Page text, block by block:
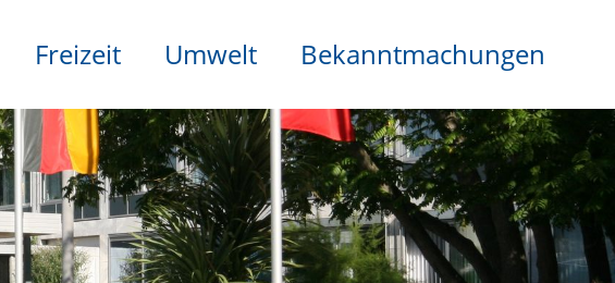
Freizeit Umwelt Bekanntmachungen